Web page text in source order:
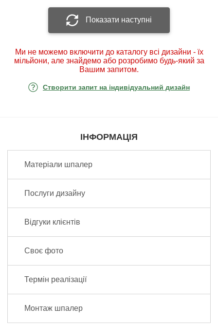
Показати наступні
Ми не можемо включити до каталогу всі дизайни - їх
мільйони, але знайдемо або розробимо будь-який за
Вашим запитом.
Створити запит на індивідуальний дизайн
ІНФОРМАЦІЯ
Матеріали шпалер
Послуги дизайну
Відгуки клієнтів
Своє фото
Термін реалізації
Монтаж шпалер